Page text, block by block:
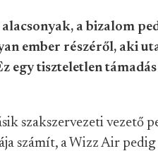
a bizalom
ember részéről, aki
egy tiszteletlen támadás
szakszervezeti vezető
számít, a Wizz Air